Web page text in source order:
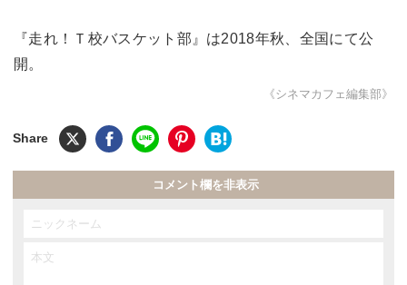
『走れ！Ｔ校バスケット部』は2018年秋、全国にて公
開。
《シネマカフェ編集部》
コメント欄を非表示